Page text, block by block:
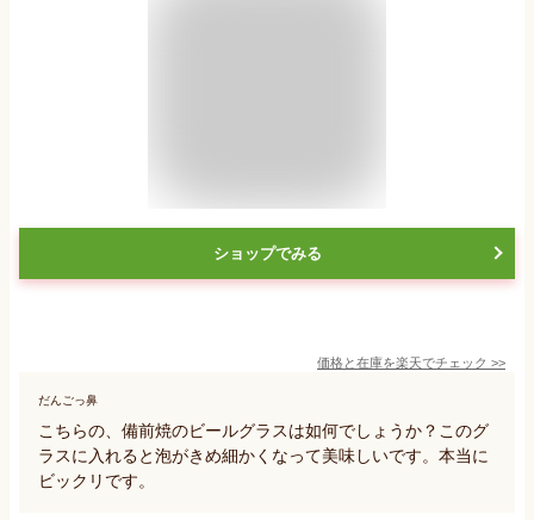
ショップでみる
価格と在庫を楽天でチェック >>
だんごっ鼻
こちらの、備前焼のビールグラスは如何でしょうか？このグ
ラスに入れると泡がきめ細かくなって美味しいです。本当に
ビックリです。